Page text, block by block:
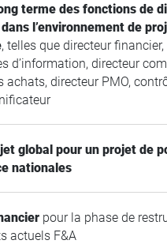
terme des fonctions de
l’environnement de
, telles que directeur
d’information, directeur
achats, directeur PMO,
global pour un projet de
nationales
pour la phase de
actuels F&A